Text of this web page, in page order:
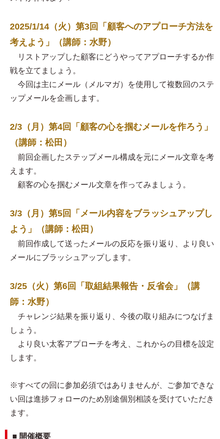
2025/1/14（火）第3回「顧客へのアプローチ方法を
考えよう」（講師：水野）
リストアップした顧客にどうやってアプローチするか作
戦を立てましょう。
今回は主にメール（メルマガ）を使用して複数回のステ
ップメールを企画します。
2/3（月）第4回「顧客の心を掴むメールを作ろう」
（講師：松田）
前回企画したステップメール構成を元にメール文章を考
えます。
顧客の心を掴むメール文章を作ってみましょう。
3/3（月）第5回「メール内容をブラッシュアップし
よう」（講師：松田）
前回作成して送ったメールの反応を振り返り、より良い
メールにブラッシュアップします。
3/25（火）第6回「取組結果報告・反省会」（講
師：水野）
チャレンジ結果を振り返り、今後の取り組みにつなげま
しょう。
より良い太客アプローチを考え、これからの目標を設定
します。
※すべての回に参加必須ではありませんが、ご参加できな
い回は進捗フォローのため別途個別相談を受けていただき
ます。
■ 開催概要